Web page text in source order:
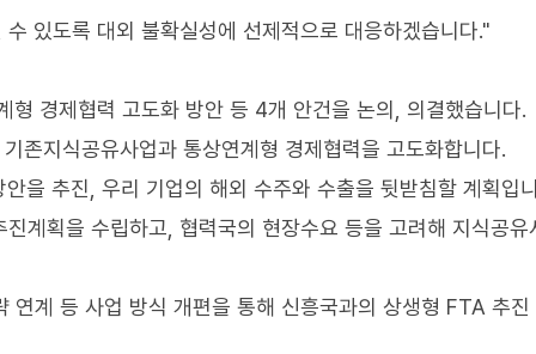
있도록 대외 불확실성에 선제적으로 대응하겠습니다."
형 경제협력 고도화 방안 등 4개 안건을 논의, 의결했습니다.
존지식공유사업과 통상연계형 경제협력을 고도화합니다.
을 추진, 우리 기업의 해외 수주와 수출을 뒷받침할 계획입
계획을 수립하고, 협력국의 현장수요 등을 고려해 지식공유
연계 등 사업 방식 개편을 통해 신흥국과의 상생형 FTA 추진